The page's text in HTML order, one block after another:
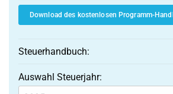
Download des kostenlosen Programm-
Steuerhandbuch:
Auswahl Steuerjahr: